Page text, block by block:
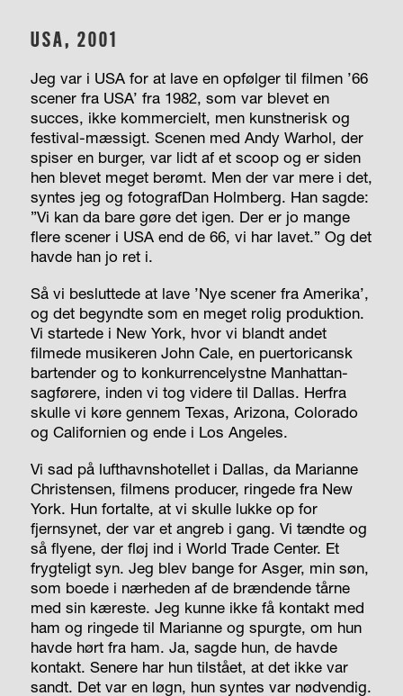
USA, 2001
Jeg var i USA for at lave en opfølger til filmen ’66
scener fra USA’ fra 1982, som var blevet en
succes, ikke kommercielt, men kunstnerisk og
festival-mæssigt. Scenen med Andy Warhol, der
spiser en burger, var lidt af et scoop og er siden
hen blevet meget berømt. Men der var mere i det,
syntes jeg og fotografDan Holmberg. Han sagde:
”Vi kan da bare gøre det igen. Der er jo mange
flere scener i USA end de 66, vi har lavet.” Og det
havde han jo ret i.
Så vi besluttede at lave ’Nye scener fra Amerika’,
og det begyndte som en meget rolig produktion.
Vi startede i New York, hvor vi blandt andet
filmede musikeren John Cale, en puertoricansk
bartender og to konkurrencelystne Manhattan-
sagførere, inden vi tog videre til Dallas. Herfra
skulle vi køre gennem Texas, Arizona, Colorado
og Californien og ende i Los Angeles.
Vi sad på lufthavnshotellet i Dallas, da Marianne
Christensen, filmens producer, ringede fra New
York. Hun fortalte, at vi skulle lukke op for
fjernsynet, der var et angreb i gang. Vi tændte og
så flyene, der fløj ind i World Trade Center. Et
frygteligt syn. Jeg blev bange for Asger, min søn,
som boede i nærheden af de brændende tårne
med sin kæreste. Jeg kunne ikke få kontakt med
ham og ringede til Marianne og spurgte, om hun
havde hørt fra ham. Ja, sagde hun, de havde
kontakt. Senere har hun tilstået, at det ikke var
sandt. Det var en løgn, hun syntes var nødvendig.